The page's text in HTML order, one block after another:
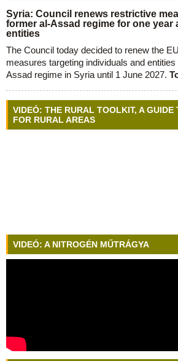
Syria: Council renews restrictive
former al-Assad regime for one year
entities
The Council today decided to renew the
measures targeting individuals and
Assad regime in Syria until 1 June 2027.
VIDEÓ: THE RURAL TOOLKIT, A GUIDE
FOR RURAL AREAS
VIDEÓ: A NITROGÉN MŰTRÁGYA